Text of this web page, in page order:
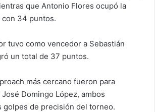
que Antonio Flores ocupó la
34 puntos.
tuvo como vencedor a Sebastián
un total de 37 puntos.
más cercano fueron para
Domingo López, ambos
golpes de precisión del torneo.